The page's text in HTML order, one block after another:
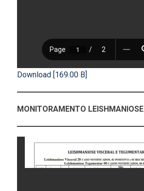
Download [169.00 B]
MONITORAMENTO LEISHMANIOSE